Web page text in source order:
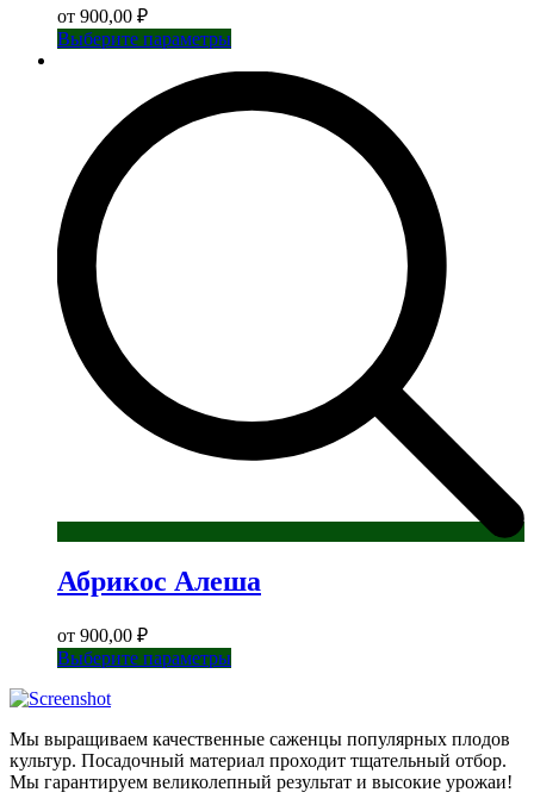
от 900,00 ₽
Выберите параметрыЭтот
вариаций.
Абрикос Алеша
от 900,00 ₽
Выберите параметрыЭтот
вариаций.
Опции
можно
Мы выращиваем качественные саженцы популярных плодов
культур. Посадочный материал проходит тщательный отбор.
Мы гарантируем великолепный результат и высокие урожаи!